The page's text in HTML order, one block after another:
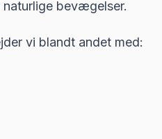
naturlige bevægelser.
vi blandt andet med: